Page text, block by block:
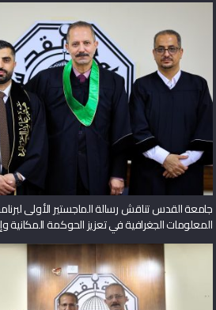
جامعة القدس تناقش رسالة الماجستير الأولى
المعلومات الجغرافية في تعزيز الحوكمة المكانية